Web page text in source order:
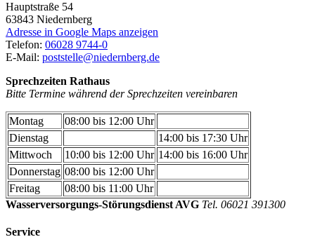
Hauptstraße 54
63843 Niedernberg
Adresse in Google Maps anzeigen
Telefon: 06028 9744-0
E-Mail: poststelle@niedernberg.de
Sprechzeiten Rathaus
Bitte Termine während der Sprechzeiten vereinbaren
Montag
08:00 bis 12:00 Uhr
Dienstag
14:00 bis 17:30 Uhr
Mittwoch
10:00 bis 12:00 Uhr 14:00 bis 16:00 Uhr
Donnerstag 08:00 bis 12:00 Uhr
Freitag
08:00 bis 11:00 Uhr
Wasserversorgungs-Störungsdienst AVG Tel. 06021 391300
Service